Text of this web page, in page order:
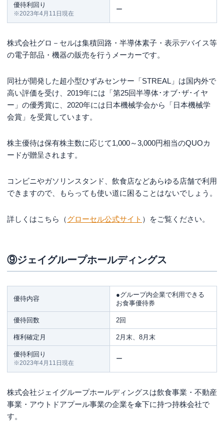
優待利回り
※2023年4月11日現在
ー
株式会社グロ－セルは集積回路・半導体素子・表示デバイス等
の電子部品・機器の販売を行うメーカーです。
同社が開発した超小型ひずみセンサー「STREAL」は国内外で
高い評価を受け、2019年には「第25回半導体･オブ･ザ･イヤ
ー」の優秀賞に、2020年には日本機械学会から「日本機械学
会賞」を受賞しています。
株主優待は保有株主数に応じて1,000～3,000円相当のQUOカ
ードが贈呈されます。
コンビニやガソリンスタンド、飲食店などあらゆる店舗で利用
できますので、もらっても使い道に困ることはないでしょう。
詳しくはこちら（グローセル公式サイト ）をご覧ください。
⑨ジェイグループホールディングス
優待内容
●グループ内企業で利用できる
お食事優待券
優待回数 2回
権利確定月 2月末、8月末
優待利回り
※2023年4月11日現在
ー
株式会社ジェイグループホールディングスは飲食事業・不動産
事業・アウトドアプール事業の企業を傘下に持つ持株会社で
す。